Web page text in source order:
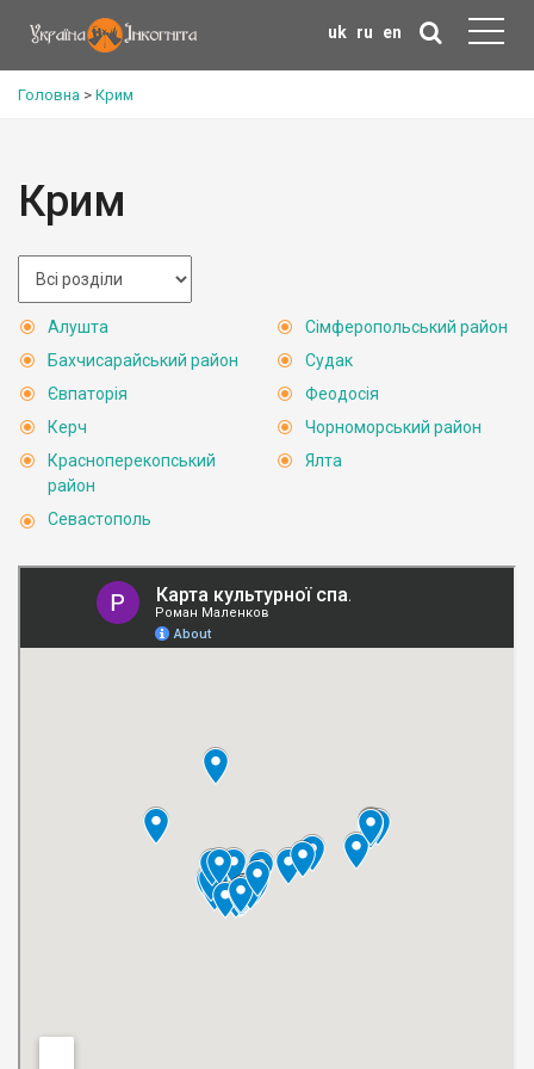
uk ru en
Головна > Крим
Крим
Алушта
Бахчисарайський район
Євпаторія
Керч
Красноперекопський
район
Севастополь
Сімферопольський район
Судак
Феодосія
Чорноморський район
Ялта